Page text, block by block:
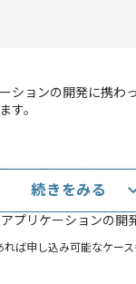
ションの開発に携わ
す。
プリケーションの開
ば申し込み可能なケー
続きをみる